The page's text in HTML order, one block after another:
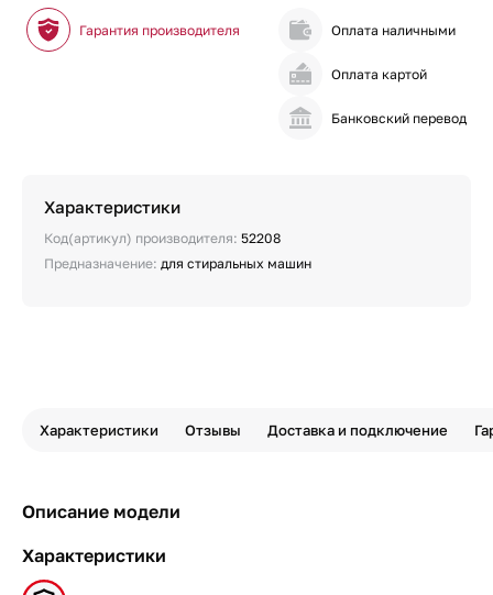
Гарантия производителя Оплата наличными
Оплата картой
Банковский перевод
Характеристики
Код(артикул) производителя: 52208
Предназначение: для стиральных машин
Характеристики Отзывы Доставка и подключение
Описание модели
Характеристики